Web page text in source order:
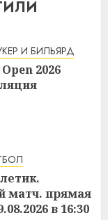
И БИЛЬЯРД
2026
матч. прямая
в 16:30